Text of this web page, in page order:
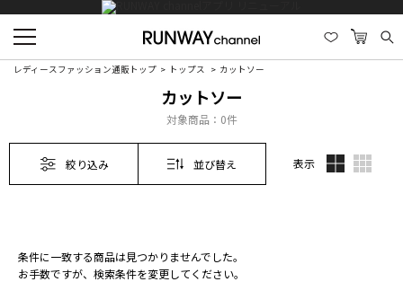
レディースファッション通販トップ トップス カットソー
カットソー
対象商品： 0件
絞り込み 並び替え 表示
条件に一致する商品は見つかりませんでした。
お手数ですが、検索条件を変更してください。